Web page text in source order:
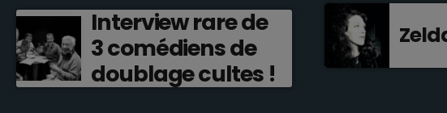
Interview rare de
3 comédiens de
doublage cultes !